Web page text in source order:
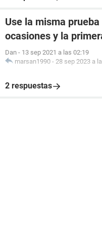
Use la misma
ocasiones y la
Dan - 13 sep 2021 a las 02:19
marsan1990 - 28 sep 2023 a
2 respuestas